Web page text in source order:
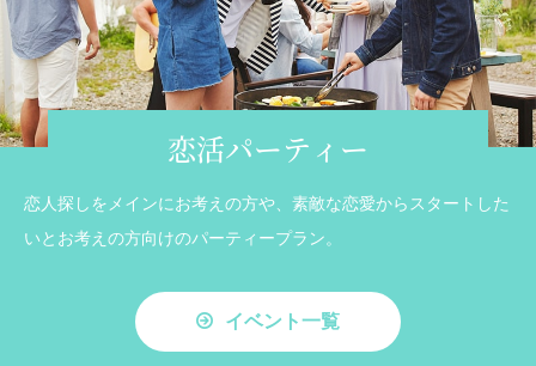
恋活パーティー
恋人探しをメインにお考えの方や、素敵な恋愛からスタートした
いとお考えの方向けのパーティープラン。
イベント一覧